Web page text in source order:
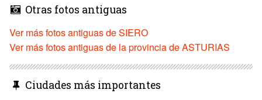
Otras fotos antiguas
Ver más fotos antiguas de SIERO
Ver más fotos antiguas de la provincia de ASTURIAS
Ciudades más importantes